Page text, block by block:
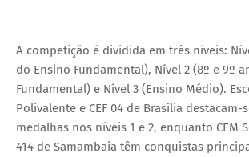
A competição é dividida em três níveis:
do Ensino Fundamental), Nível 2 (8º e 9º
Fundamental) e Nível 3 (Ensino Médio).
Polivalente e CEF 04 de Brasília destacam-
medalhas nos níveis 1 e 2, enquanto CEM
414 de Samambaia têm conquistas